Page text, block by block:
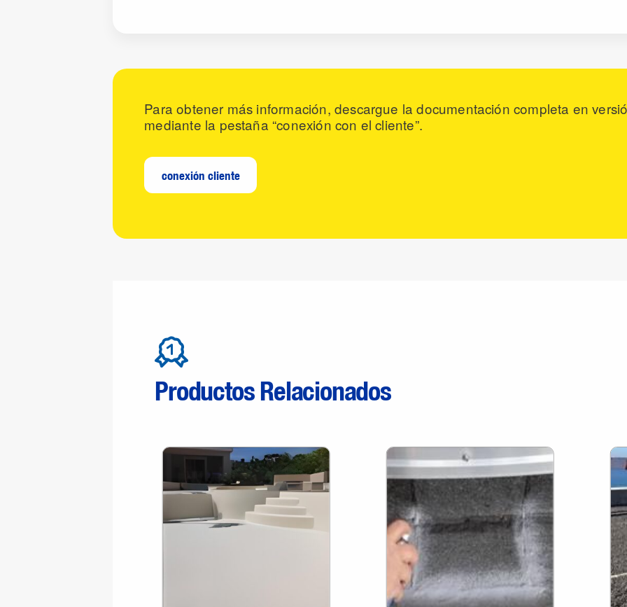
Para obtener más información, descargue la documentación completa en
mediante la pestaña “conexión con el cliente”.
conexión cliente
Productos Relacionados